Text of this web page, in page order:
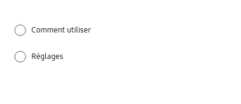
Comment utiliser
Réglages